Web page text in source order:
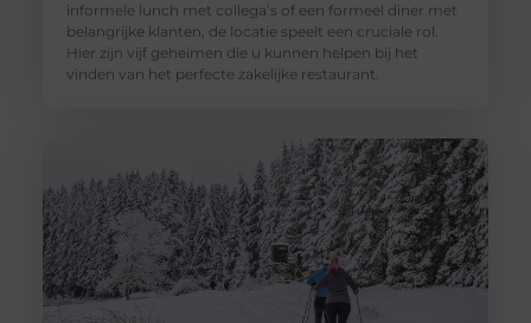
informele lunch met collega’s of een formeel diner met
belangrijke klanten, de locatie speelt een cruciale rol.
Hier zijn vijf geheimen die u kunnen helpen bij het
vinden van het perfecte zakelijke restaurant.